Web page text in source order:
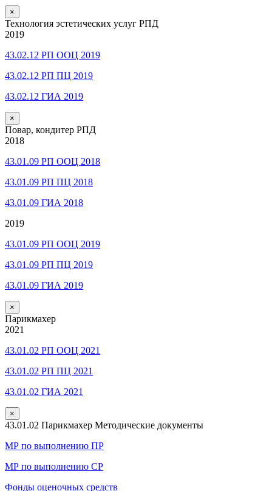
×
Технология эстетических услуг РПД
2019
43.02.12 РП ООЦ 2019
43.02.12 РП ПЦ 2019
43.02.12 ГИА 2019
×
Повар, кондитер РПД
2018
43.01.09 РП ООЦ 2018
43.01.09 РП ПЦ 2018
43.01.09 ГИА 2018
2019
43.01.09 РП ООЦ 2019
43.01.09 РП ПЦ 2019
43.01.09 ГИА 2019
×
Парикмахер
2021
43.01.02 РП ООЦ 2021
43.01.02 РП ПЦ 2021
43.01.02 ГИА 2021
×
43.01.02 Парикмахер Методические документы
МР по выполнению ПР
МР по выполнению СР
Фонды оценочных средств